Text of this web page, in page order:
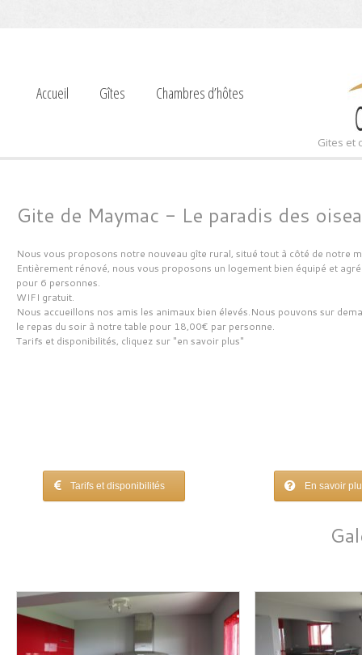
Gites et
Accueil Gîtes Chambres d’hôtes
Gite de Maymac - Le paradis des
Nous vous proposons notre nouveau gîte rural, situé tout à côté de notre
Entièrement rénové, nous vous proposons un logement bien équipé et
pour 6 personnes.
WIFI gratuit.
Nous accueillons nos amis les animaux bien élevés.Nous pouvons sur
le repas du soir à notre table pour 18,00€ par personne.
Tarifs et disponibilités, cliquez sur "en savoir plus"
Tarifs et disponibilités En savoir